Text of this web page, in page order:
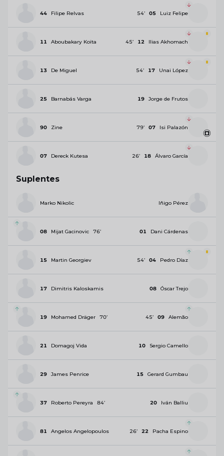
44 Filipe Relvas 05 Luiz Felipe
54’
11 Aboubakary Koïta 12 Ilias Akhomach
45’
13 De Miguel 17 Unai López
54’
25 Barnabás Varga 19 Jorge de Frutos
90 Zine 07 Isi Palazón
79’
07 Dereck Kutesa 18 Álvaro García
26’
Suplentes
Marko Nikolic Iñigo Pérez
08 Mijat Gacinovic 76’ 01 Dani Cárdenas
15 Martin Georgiev 04 Pedro Díaz
54’
17 Dimitris Kaloskamis 08 Óscar Trejo
19 Mohamed Dräger 70’ 09 Alemão
45’
21 Domagoj Vida 10 Sergio Camello
29 James Penrice 15 Gerard Gumbau
37 Roberto Pereyra 84’ 20 Iván Balliu
81 Angelos Angelopoulos 22 Pacha Espino
26’